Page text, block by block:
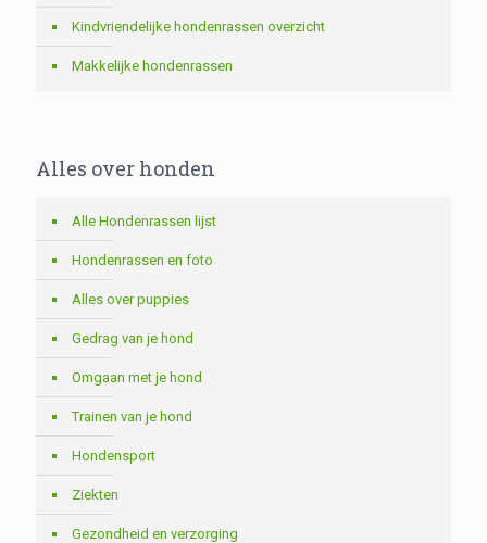
Kindvriendelijke hondenrassen overzicht
Makkelijke hondenrassen
Alles over honden
Alle Hondenrassen lijst
Hondenrassen en foto
Alles over puppies
Gedrag van je hond
Omgaan met je hond
Trainen van je hond
Hondensport
Ziekten
Gezondheid en verzorging